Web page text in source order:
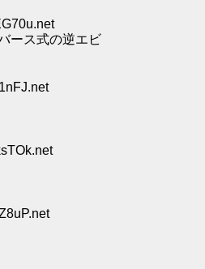
ース式の逆エビ